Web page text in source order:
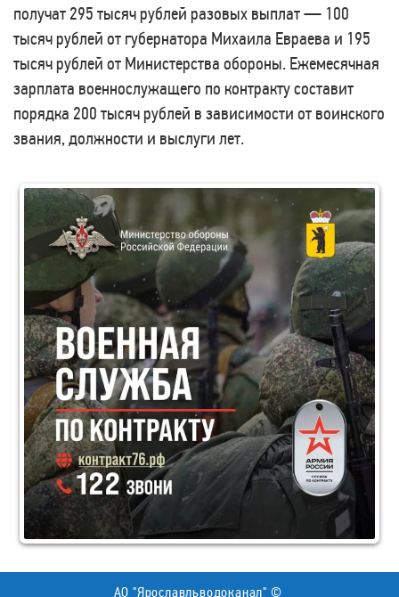
получат 295 тысяч рублей разовых выплат — 100
тысяч рублей от губернатора Михаила Евраева и 195
тысяч рублей от Министерства обороны. Ежемесячная
зарплата военнослужащего по контракту составит
порядка 200 тысяч рублей в зависимости от воинского
звания, должности и выслуги лет.
АО "Ярославльводоканал" ©